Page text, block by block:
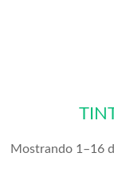
Mostrando 1–16